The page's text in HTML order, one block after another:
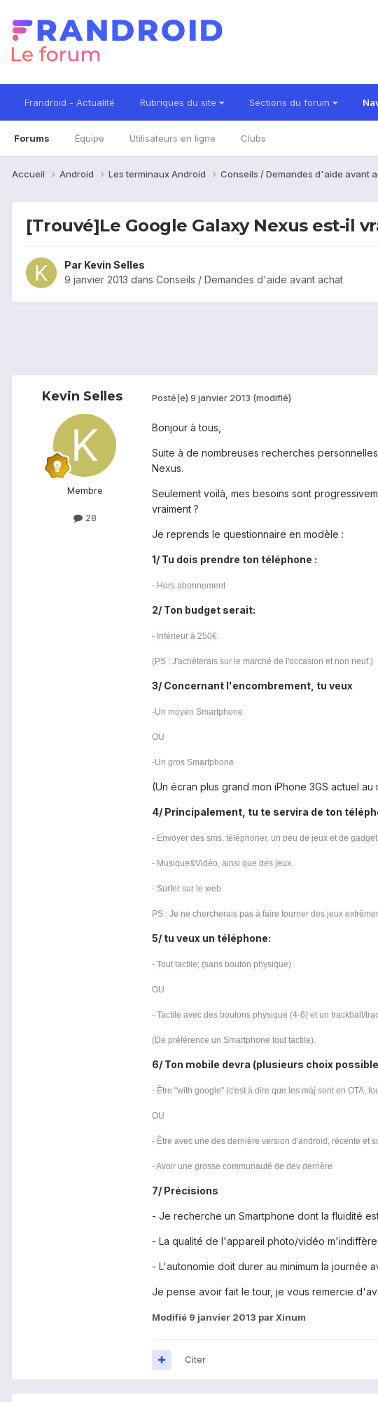
Frandroid - Actualité Rubriques du site Sections du forum
Forums Équipe Utilisateurs en ligne Clubs
Accueil Android Les terminaux Android Conseils / Demandes d'aide avant
[Trouvé]Le Google Galaxy Nexus est-il
Par Kevin Selles
9 janvier 2013 dans Conseils / Demandes d'aide avant achat
Kevin Selles
Membre
28
Posté(e) 9 janvier 2013 (modifié)
Bonjour à tous,
Suite à de nombreuses recherches
Nexus.
Seulement voilà, mes besoins sont
vraiment ?
Je reprends le questionnaire en modèle :
1/ Tu dois prendre ton téléphone :
- Hors abonnement
2/ Ton budget serait:
- Inférieur à 250€.
(PS : J'achèterais sur le marché de l'occasion et non neuf.)
3/ Concernant l'encombrement, tu veux
-Un moyen Smartphone
OU
-Un gros Smartphone
(Un écran plus grand mon iPhone 3GS actuel au
4/ Principalement, tu te servira de ton
- Envoyer des sms, téléphoner, un peu de jeux et de gadget
- Musique&Vidéo, ainsi que des jeux.
- Surfer sur le web
PS : Je ne chercherais pas à faire tourner des jeux
5/ tu veux un téléphone:
- Tout tactile; (sans bouton physique)
OU
- Tactile avec des boutons physique (4-6) et un trackball/
(De préférence un Smartphone tout tactile).
6/ Ton mobile devra (plusieurs choix
- Être "with google" (c'est à dire que les màj sont en OTA,
OU
- Être avec une des dernière version d'android, récente et
- Avoir une grosse communauté de dev derrière
7/ Précisions
- Je recherche un Smartphone dont la fluidité
- La qualité de l'appareil photo/vidéo m'indiffère.
- L'autonomie doit durer au minimum la journée
Je pense avoir fait le tour, je vous remercie
Modifié 9 janvier 2013 par Xinum
Citer